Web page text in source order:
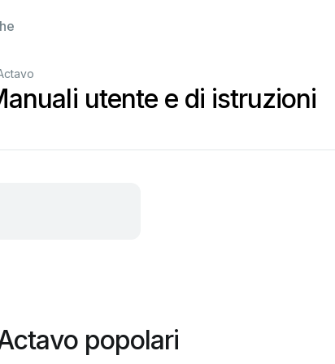
utente e di istruzioni
popolari